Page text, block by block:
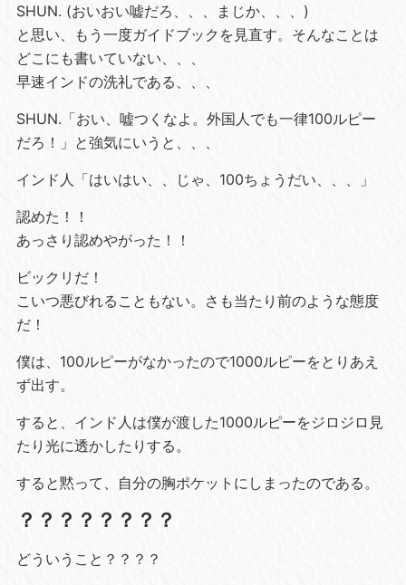
SHUN. (おいおい嘘だろ、、、まじか、、、)
と思い、もう一度ガイドブックを見直す。そんなことは
どこにも書いていない、、、
早速インドの洗礼である、、、
SHUN.「おい、嘘つくなよ。外国人でも一律100ルピー
だろ！」と強気にいうと、、、
インド人「はいはい、、じゃ、100ちょうだい、、、」
認めた！！
あっさり認めやがった！！
ビックリだ！
こいつ悪びれることもない。さも当たり前のような態度
だ！
僕は、100ルピーがなかったので1000ルピーをとりあえ
ず出す。
すると、インド人は僕が渡した1000ルピーをジロジロ見
たり光に透かしたりする。
すると黙って、自分の胸ポケットにしまったのである。
？？？？？？？？
どういうこと？？？？